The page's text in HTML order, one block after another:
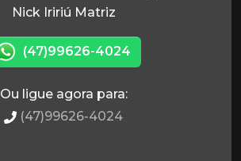
Nick Iririú Matriz
(47)99626-4024
Ou ligue agora para:
(47)99626-4024